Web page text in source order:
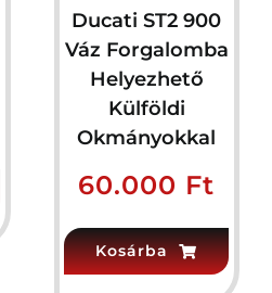
Ducati ST2 900
Váz Forgalomba
Helyezhető
Külföldi
Okmányokkal
60.000 Ft
Kosárba